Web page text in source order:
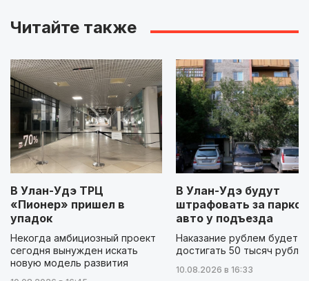
Читайте также
В Улан-Удэ ТРЦ
«Пионер» пришел в
упадок
Некогда амбициозный проект
сегодня вынужден искать
новую модель развития
В Улан-Удэ будут
штрафовать за
авто у подъезда
Наказание рублем будет
достигать 50 тысяч
10.08.2026 в 16:33